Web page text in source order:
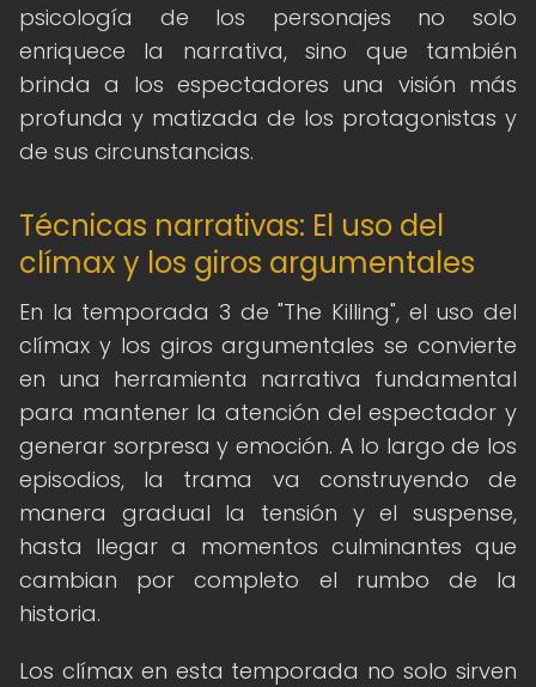
psicología de los personajes no solo
enriquece la narrativa, sino que también
brinda a los espectadores una visión más
profunda y matizada de los protagonistas y
de sus circunstancias.
Técnicas narrativas: El uso del
clímax y los giros argumentales
En la temporada 3 de "The Killing", el uso del
clímax y los giros argumentales se convierte
en una herramienta narrativa fundamental
para mantener la atención del espectador y
generar sorpresa y emoción. A lo largo de los
episodios, la trama va construyendo de
manera gradual la tensión y el suspense,
hasta llegar a momentos culminantes que
cambian por completo el rumbo de la
historia.
Los clímax en esta temporada no solo sirven